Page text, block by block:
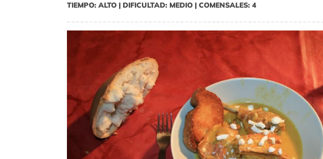
TIEMPO: ALTO | DIFICULTAD: MEDIO | COMENSALES: 4